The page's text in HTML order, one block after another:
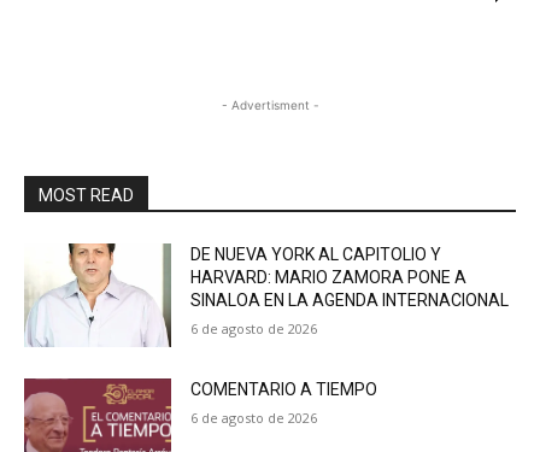
- Advertisment -
MOST READ
DE NUEVA YORK AL CAPITOLIO Y
HARVARD: MARIO ZAMORA PONE A
SINALOA EN LA AGENDA INTERNACIONAL
6 de agosto de 2026
COMENTARIO A TIEMPO
6 de agosto de 2026